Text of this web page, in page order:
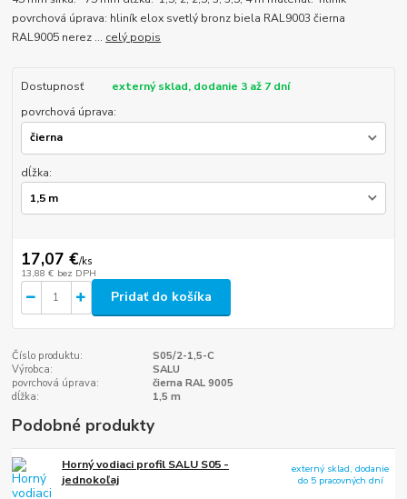
povrchová úprava: hliník elox svetlý bronz biela RAL9003 čierna
RAL9005 nerez ... celý popis
Dostupnosť
externý sklad, dodanie 3 až 7 dní
povrchová úprava:
dĺžka:
17,07 €/ks
13,88 € bez DPH
Pridať do košíka
Číslo produktu:
S05/2-1,5-C
Výrobca:
SALU
povrchová úprava:
čierna RAL 9005
dĺžka:
1,5 m
Podobné produkty
Horný vodiaci profil SALU S05 -
jednokoľaj
externý sklad, dodanie
do 5 pracovných dní